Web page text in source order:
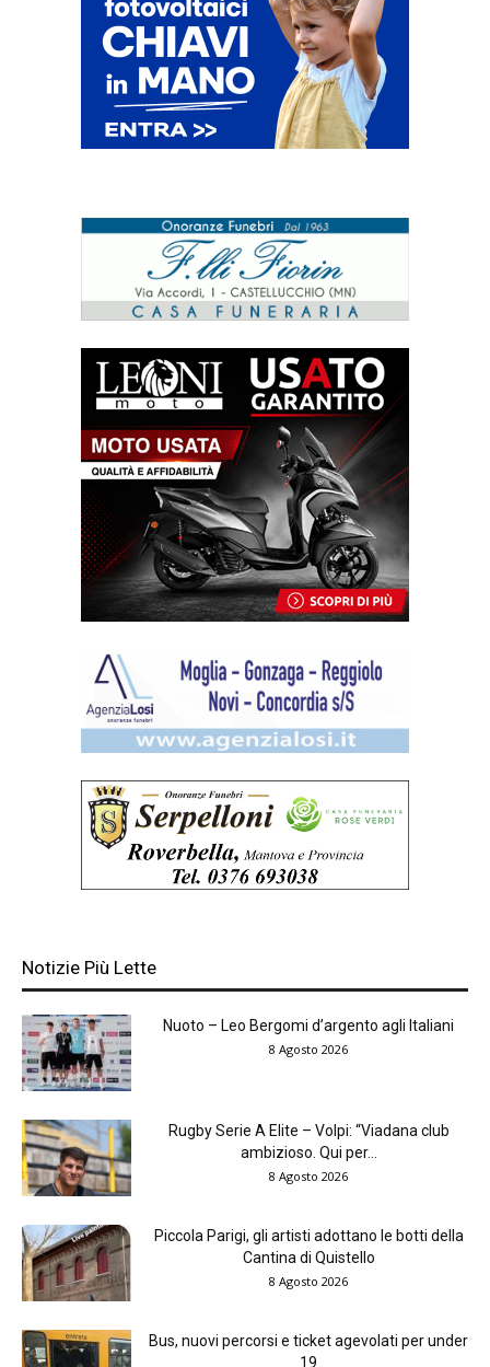
Notizie Più Lette
Nuoto – Leo Bergomi d’argento agli Italiani
8 Agosto 2026
Rugby Serie A Elite – Volpi: “Viadana club
ambizioso. Qui per...
8 Agosto 2026
Piccola Parigi, gli artisti adottano le botti della
Cantina di Quistello
8 Agosto 2026
Bus, nuovi percorsi e ticket agevolati per under
19